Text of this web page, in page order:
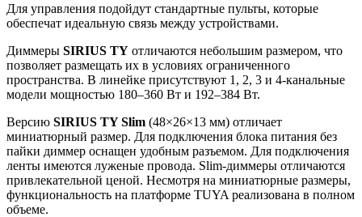
Для управления подойдут стандартные пульты, которые
обеспечат идеальную связь между устройствами.
Диммеры SIRIUS TY отличаются небольшим размером, что
позволяет размещать их в условиях ограниченного
пространства. В линейке присутствуют 1, 2, 3 и 4-канальные
модели мощностью 180–360 Вт и 192–384 Вт.
Версию SIRIUS TY Slim (48×26×13 мм) отличает
миниатюрный размер. Для подключения блока питания без
пайки диммер оснащен удобным разъемом. Для подключения
ленты имеются луженые провода. Slim-диммеры отличаются
привлекательной ценой. Несмотря на миниатюрные размеры,
функциональность на платформе TUYA реализована в полном
объеме.